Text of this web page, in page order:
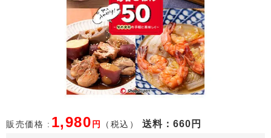
販売価格 : 1,980 円 （税込） 送料 ：660円